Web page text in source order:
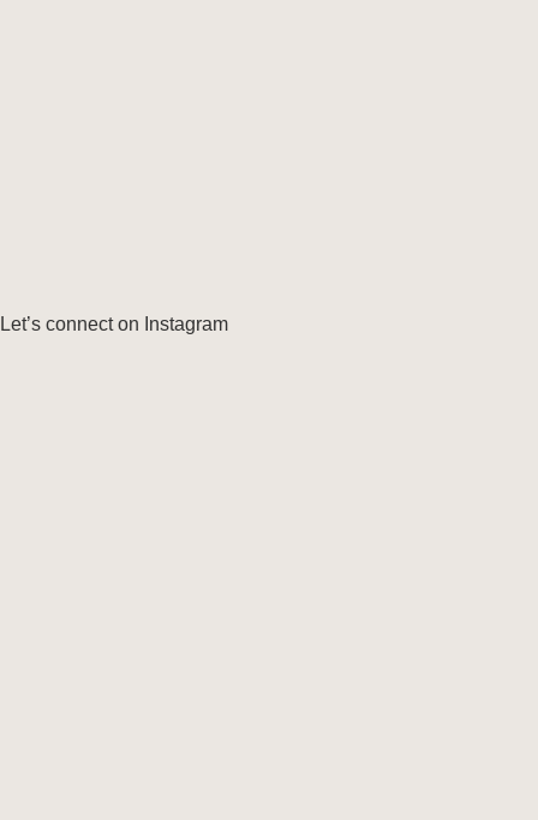
Let’s connect on Instagram